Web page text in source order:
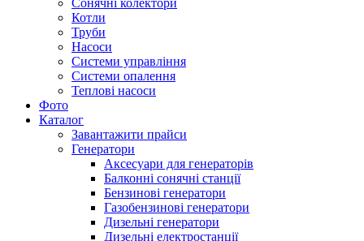
Сонячні колектори
Котли
Труби
Насоси
Системи управління
Системи опалення
Теплові насоси
Фото
Каталог
Завантажити прайси
Генератори
Аксесуари для генераторів
Балконні сонячні станції
Бензинові генератори
Газобензинові генератори
Дизельні генератори
Дизельні електростанції